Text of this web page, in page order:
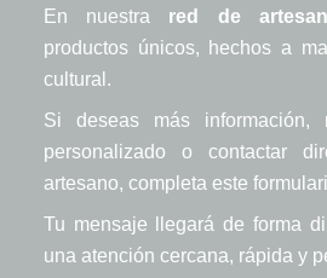
En nuestra red de
productos únicos, hechos a
cultural.
Si deseas más información,
personalizado o contactar
artesano, completa este
Tu mensaje llegará de forma
una atención cercana, rápida y